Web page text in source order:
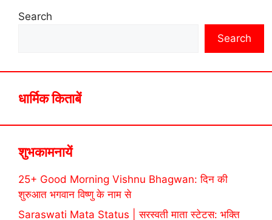
Search
Search
धार्मिक किताबें
शुभकामनायें
25+ Good Morning Vishnu Bhagwan: दिन की
शुरुआत भगवान विष्णु के नाम से
Saraswati Mata Status | सरस्वती माता स्टेटस: भक्ति